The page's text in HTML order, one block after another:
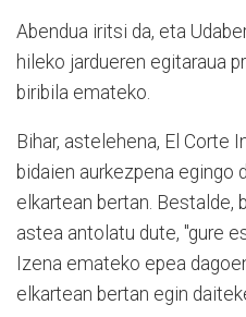
Abendua iritsi da, eta
hileko jardueren egitaraua
biribila emateko.
Bihar, astelehena, El Corte
bidaien aurkezpena egingo
elkartean bertan. Bestalde,
astea antolatu dute, "gure
Izena emateko epea
elkartean bertan egin